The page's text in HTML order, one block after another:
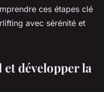
ces étapes clé
avec sérénité et
développer la